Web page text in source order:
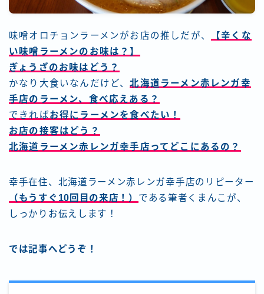
ゆるラン
埼玉県杉戸町の美味しいお店
埼玉県春日部市の美味い店
茨城県のおいしいお店
HOME
味噌オロチョンラーメンがお店の推しだが、
【辛くな
い味噌ラーメンのお味は？】
ぎょうざのお味はどう？
かなり大食いなんだけど、北海道ラーメン赤レンガ幸
手店のラーメン、食べ応えある？
できればお得にラーメンを食べたい！
お店の接客はどう？
北海道ラーメン赤レンガ幸手店ってどこにあるの？
幸手在住、北海道ラーメン赤レンガ幸手店のリピーター
（もうすぐ10回目の来店！） である筆者くまんこが、
しっかりお伝えします！
では記事へどうぞ！